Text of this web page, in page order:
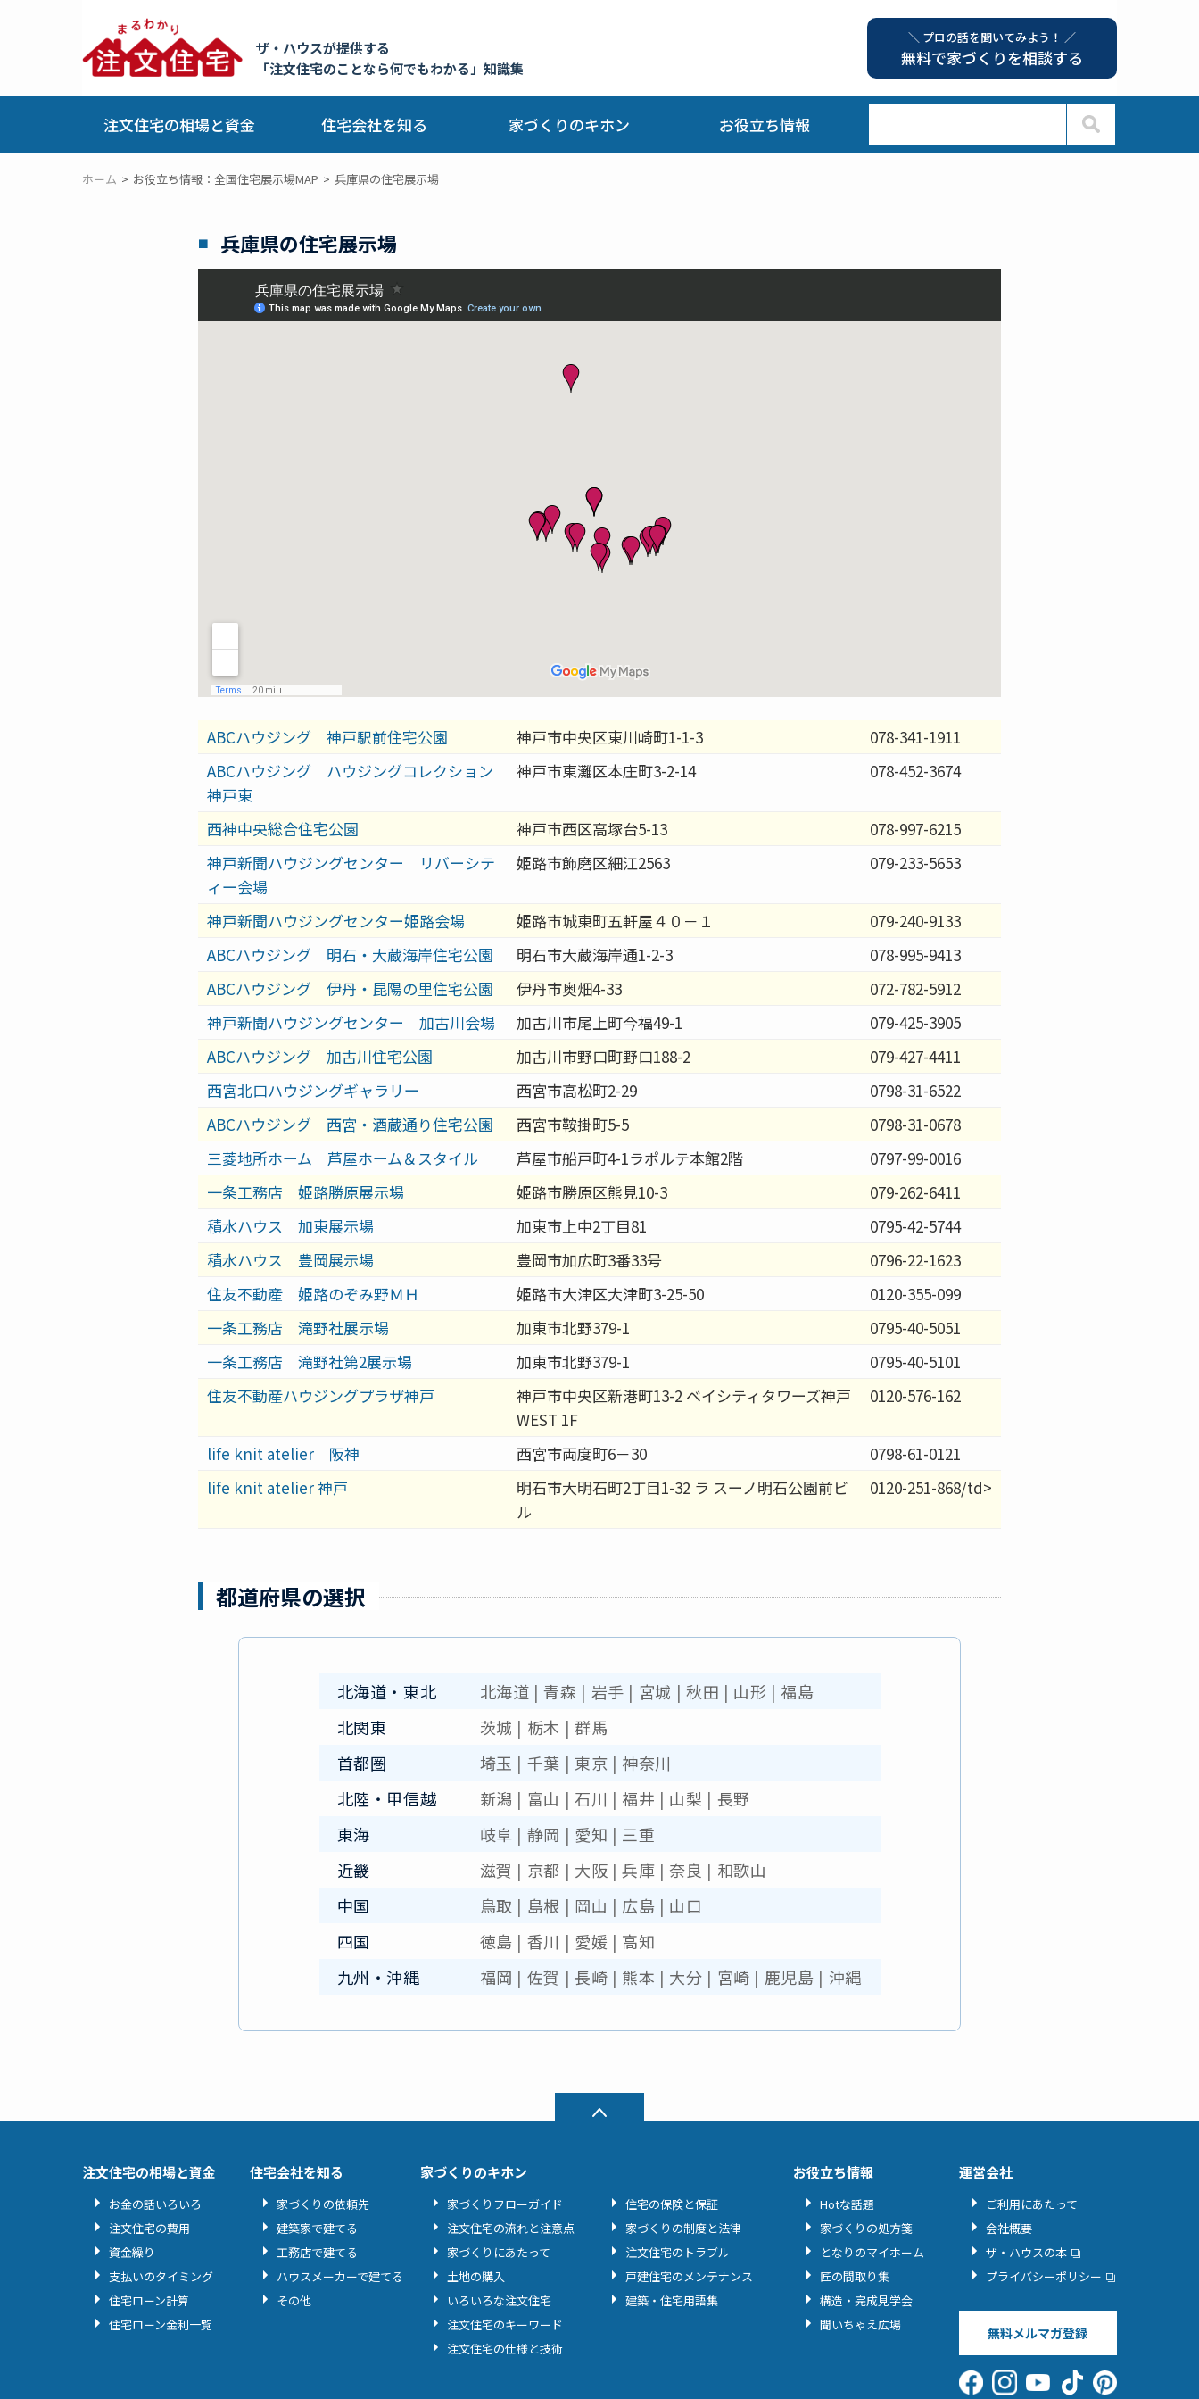
ザ・ハウスが提供する
「注文住宅のことなら何でもわかる」知識集
＼ プロの話を聞いてみよう！ ／
無料で家づくりを相談する
注文住宅の相場と資金 住宅会社を知る 家づくりのキホン お役立ち情報
ホーム お役立ち情報：全国住宅展示場MAP 兵庫県の住宅展示場
兵庫県の住宅展示場
ABCハウジング 神戸駅前住宅公園 神戸市中央区東川崎町1-1-3
078-341-1911
ABCハウジング ハウジングコレクション
神戸東
神戸市東灘区本庄町3-2-14 078-452-3674
西神中央総合住宅公園 神戸市西区高塚台5-13
078-997-6215
神戸新聞ハウジングセンター リバーシテ
ィー会場
姫路市飾磨区細江2563 079-233-5653
神戸新聞ハウジングセンター姫路会場 姫路市城東町五軒屋４０－１
079-240-9133
ABCハウジング 明石・大蔵海岸住宅公園
明石市大蔵海岸通1-2-3
078-995-9413
ABCハウジング 伊丹・昆陽の里住宅公園
伊丹市奥畑4-33
072-782-5912
神戸新聞ハウジングセンター 加古川会場
加古川市尾上町今福49-1
079-425-3905
ABCハウジング 加古川住宅公園
加古川市野口町野口188-2
079-427-4411
西宮北口ハウジングギャラリー
西宮市高松町2-29
0798-31-6522
ABCハウジング 西宮・酒蔵通り住宅公園
西宮市鞍掛町5-5
0798-31-0678
三菱地所ホーム 芦屋ホーム＆スタイル
芦屋市船戸町4-1ラポルテ本館2階
0797-99-0016
一条工務店 姫路勝原展示場
姫路市勝原区熊見10-3
079-262-6411
積水ハウス 加東展示場
加東市上中2丁目81
0795-42-5744
積水ハウス 豊岡展示場
豊岡市加広町3番33号
0796-22-1623
住友不動産 姫路のぞみ野ＭＨ
姫路市大津区大津町3-25-50
0120-355-099
一条工務店 滝野社展示場
加東市北野379-1
0795-40-5051
一条工務店 滝野社第2展示場
加東市北野379-1
0795-40-5101
住友不動産ハウジングプラザ神戸
神戸市中央区新港町13-2 ベイシティタワーズ神戸
WEST 1F
0120-576-162
life knit atelier 阪神 西宮市両度町6－30
0798-61-0121
life knit atelier 神戸
明石市大明石町2丁目1-32 ラ スーノ明石公園前ビ
ル
0120-251-868/td>
都道府県の選択
北海道・東北 北海道 |青森 | 岩手 | 宮城 | 秋田 | 山形 | 福島
北関東
茨城 | 栃木 | 群馬
首都圏
埼玉 | 千葉 | 東京 | 神奈川
北陸・甲信越
新潟 | 富山 | 石川 | 福井 | 山梨 | 長野
東海
岐阜 | 静岡 | 愛知 | 三重
近畿
滋賀 | 京都 | 大阪 |兵庫 | 奈良 | 和歌山
中国
鳥取 | 島根 | 岡山 | 広島 | 山口
四国
徳島 | 香川 | 愛媛 | 高知
九州・沖縄
福岡 | 佐賀 | 長崎 | 熊本 | 大分 | 宮崎 | 鹿児島 | 沖縄
注文住宅の相場と資金
お金の話いろいろ
注文住宅の費用
資金繰り
支払いのタイミング
住宅ローン計算
住宅ローン金利一覧
住宅会社を知る
家づくりの依頼先
建築家で建てる
工務店で建てる
ハウスメーカーで建てる
その他
家づくりのキホン
家づくりフローガイド
注文住宅の流れと注意点
家づくりにあたって
土地の購入
いろいろな注文住宅
注文住宅のキーワード
注文住宅の仕様と技術
住宅の保険と保証
家づくりの制度と法律
注文住宅のトラブル
戸建住宅のメンテナンス
建築・住宅用語集
お役立ち情報
Hotな話題
家づくりの処方箋
となりのマイホーム
匠の間取り集
構造・完成見学会
聞いちゃえ広場
運営会社
ご利用にあたって
会社概要
ザ・ハウスの本
プライバシーポリシー
無料メルマガ登録